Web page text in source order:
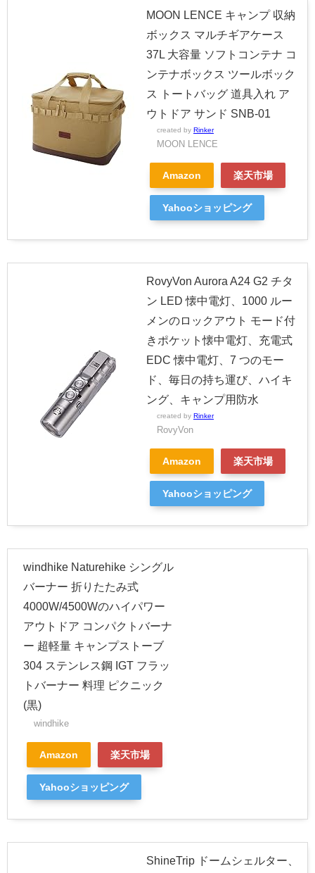
MOON LENCE キャンプ 収納
ボックス マルチギアケース
37L 大容量 ソフトコンテナ コ
ンテナボックス ツールボック
ス トートバッグ 道具入れ ア
ウトドア サンド SNB-01
created by Rinker
MOON LENCE
Amazon 楽天市場
Yahooショッピング
RovyVon Aurora A24 G2 チタ
ン LED 懐中電灯、1000 ルー
メンのロックアウト モード付
きポケット懐中電灯、充電式
EDC 懐中電灯、7 つのモー
ド、毎日の持ち運び、ハイキ
ング、キャンプ用防水
created by Rinker
RovyVon
Amazon 楽天市場
Yahooショッピング
windhike Naturehike シングル
バーナー 折りたたみ式
4000W/4500Wのハイパワー
アウトドア コンパクトバーナ
ー 超軽量 キャンプストーブ
304 ステンレス鋼 IGT フラッ
トバーナー 料理 ピクニック
(黒)
windhike
Amazon 楽天市場
Yahooショッピング
ShineTrip ドームシェルター、